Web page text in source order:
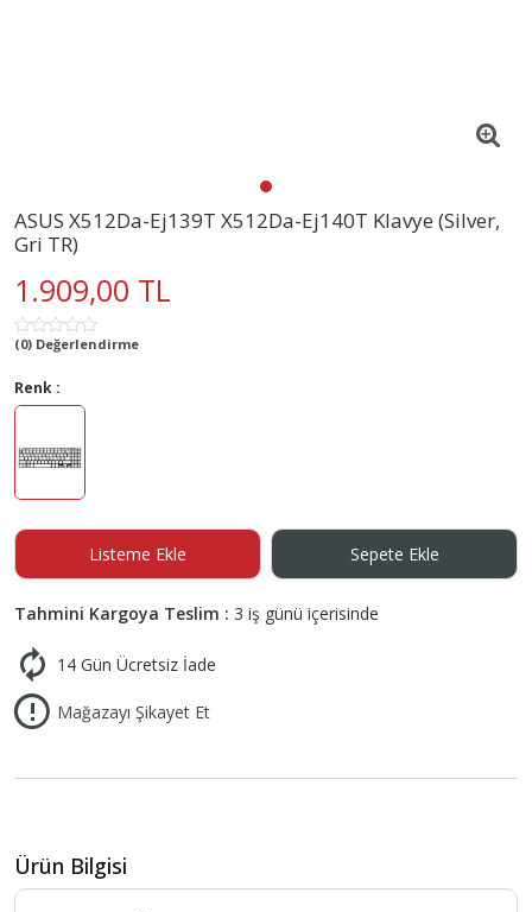
ASUS X512Da-Ej139T X512Da-Ej140T Klavye (Silver,
Gri TR)
1.909,00 TL
(0) Değerlendirme
Renk :
Listeme Ekle Sepete Ekle
Tahmini Kargoya Teslim : 3 iş günü içerisinde
14 Gün Ücretsiz İade
Mağazayı Şikayet Et
Ürün Bilgisi